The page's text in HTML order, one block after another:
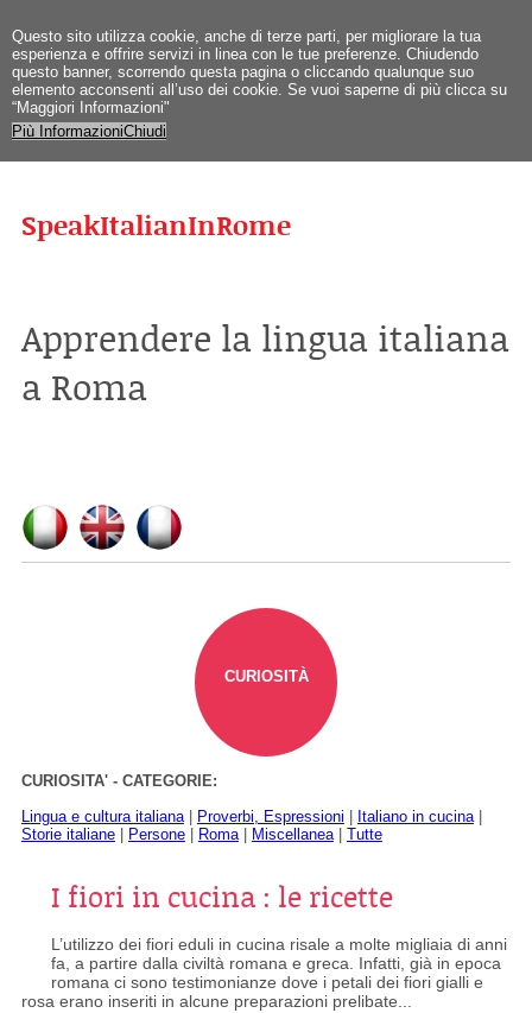
Questo sito utilizza cookie, anche di terze parti, per migliorare la tua
esperienza e offrire servizi in linea con le tue preferenze. Chiudendo
questo banner, scorrendo questa pagina o cliccando qualunque suo
elemento acconsenti all’uso dei cookie. Se vuoi saperne di più clicca su
“Maggiori Informazioni"
Più InformazioniChiudi
SpeakItalianInRome
Apprendere la lingua italiana
a Roma
CURIOSITÀ
CURIOSITA' - CATEGORIE:
Lingua e cultura italiana| Proverbi, Espressioni Italiano in cucina|
Storie italiane| Persone| Roma| Miscellanea| Tutte
I fiori in cucina : le ricette
L’utilizzo dei fiori eduli in cucina risale a molte migliaia di anni
fa, a partire dalla civiltà romana e greca. Infatti, già in epoca
romana ci sono testimonianze dove i petali dei fiori gialli e
rosa erano inseriti in alcune preparazioni prelibate...